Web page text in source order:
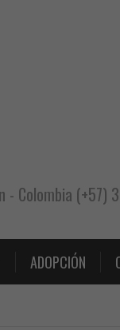
- Colombia
ADOPCIÓN